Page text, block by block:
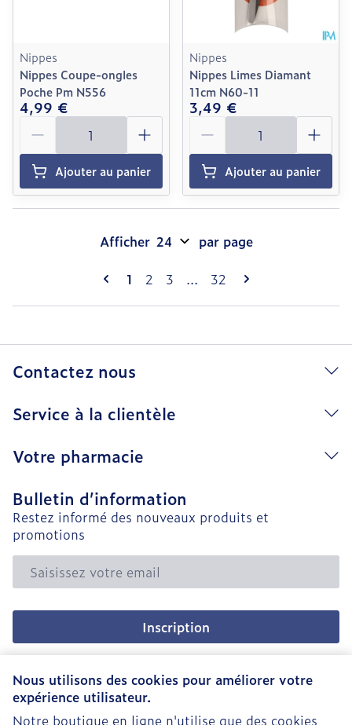
Nous utilisons des cookies pour améliorer votre
expérience utilisateur.
Notre boutique en ligne n'utilise que des cookies
Nippes
Nippes Coupe-ongles
Poche Pm N556
4,99 €
Quantité
Ajouter au panier
Nippes
Nippes Limes Diamant
11cm N60-11
3,49 €
Quantité
Ajouter au panier
Vous lisez actuellement la page
1 Page
2 Page
3 ... Page
32
Afficher par page
Contactez nous
Service à la clientèle
Votre pharmacie
Bulletin d’information
Restez informé des nouveaux produits et
promotions
Adresse mail
Inscription
En cliquant sur s'abonner, vous vous abonnez à notre
newsletter et acceptez notrepolitique de confidentialité